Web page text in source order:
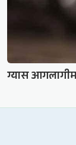
ग्यास